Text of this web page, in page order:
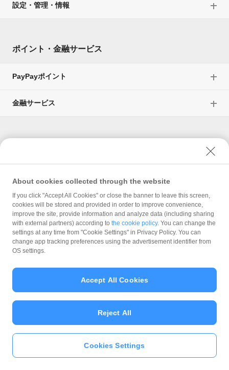
PayPayアプリをダウンロ
ード＞＞
設定・管理・情報
ポイント・金融サービス
PayPayポイント
金融サービス
PayPayスタンプカード
PayPay商品券
PayPayギフト
一般の利用者様
About cookies collected through the website
If you click "Accept All Cookies" or close the banner to leave this screen,
cookies will be stored and provided in order to improve convenience,
improve the site, provide information and analyze data (including sharing
with external partners) according to the cookie policy. You can change the
settings at any time from "Cookie Settings" in Privacy Policy. You can
change app tracking preferences using the advertisement identifier from
OS settings.
Cookies Settings
Reject All
Accept All Cookies